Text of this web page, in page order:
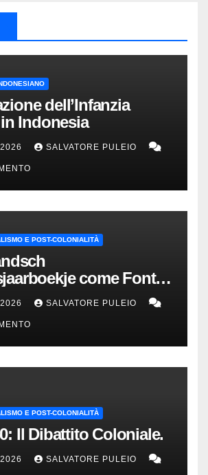
dell’Infanzia
Indonesia
SALVATORE PULEIO
E POST-COLONIALITÀ
come Fonte
Indie Orientali
SALVATORE PULEIO
E POST-COLONIALITÀ
Il Dibattito Coloniale.
SALVATORE PULEIO